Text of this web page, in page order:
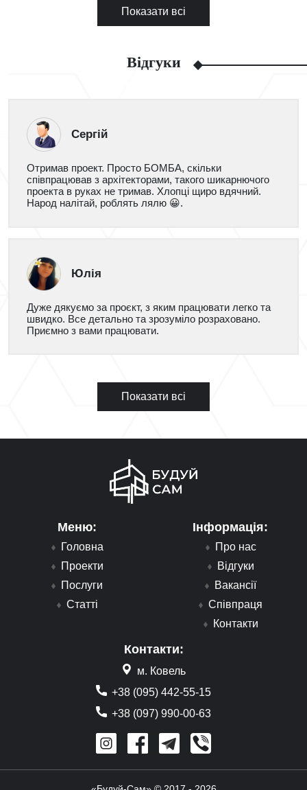
Показати всі
Відгуки
Сергій
Отримав проект. Просто БОМБА, скільки
співпрацював з архітекторами, такого шикарнючого
проекта в руках не тримав. Хлопці щиро вдячний.
Народ налітай, роблять лялю 😀.
Юлія
Дуже дякуємо за проєкт, з яким працювати легко та
швидко. Все детально та зрозуміло розраховано.
Приємно з вами працювати.
Показати всі
Меню:
Головна
Проекти
Послуги
Статті
Інформація:
Про нас
Відгуки
Вакансії
Співпраця
Контакти
Контакти:
м. Ковель
+38 (095) 442-55-15
+38 (097) 990-00-63